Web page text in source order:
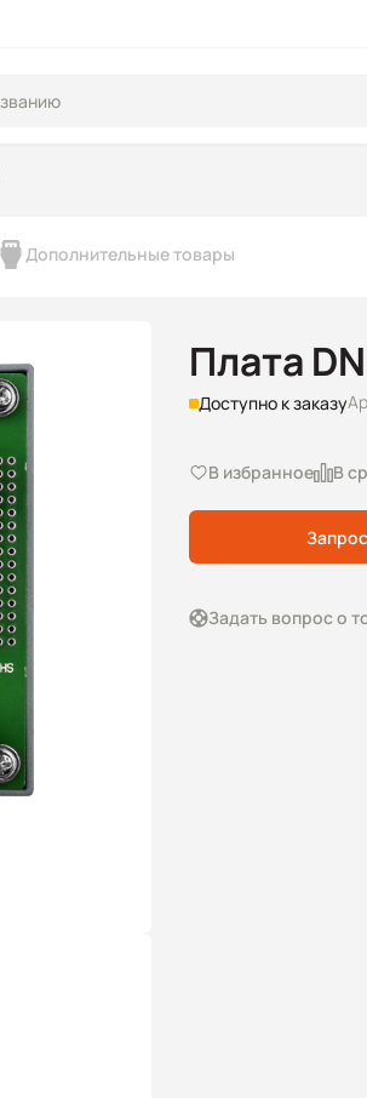
Дополнительные товары
Плата
Доступно к заказу
В избранное В
Задать вопрос о